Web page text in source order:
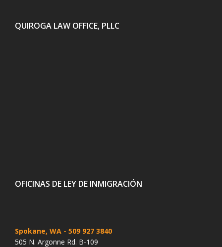
QUIROGA LAW OFFICE, PLLC
OFICINAS DE LEY DE INMIGRACIÓN
Spokane, WA - 509 927 3840
505 N. Argonne Rd. B-109